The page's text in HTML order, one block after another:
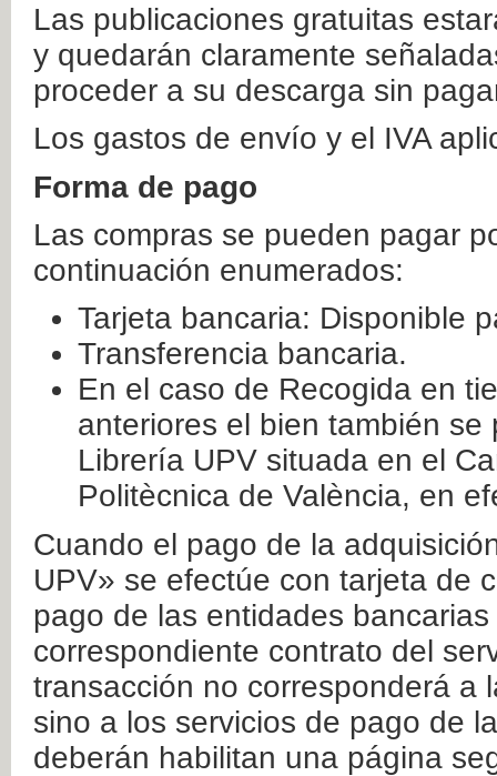
Las publicaciones gratuitas
y quedarán claramente
proceder a su descarga sin
Los gastos de envío y el IVA
Forma de pago
Las compras se pueden pagar
continuación enumerados:
Tarjeta bancaria: Disponible
Transferencia bancaria.
En el caso de Recogida en
anteriores el bien también
Librería UPV situada en el
Politècnica de València, en
Cuando el pago de la
UPV» se efectúe con tarjeta de
pago de las entidades
correspondiente contrato del
transacción no corresponderá a
sino a los servicios de pago de
deberán habilitan una página